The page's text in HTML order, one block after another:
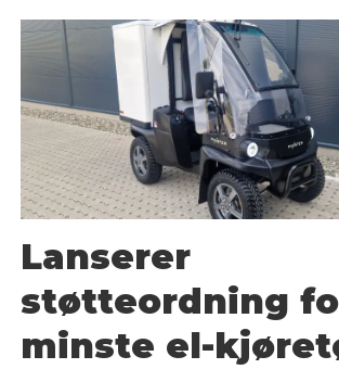
Lanserer
støtteordning
minste el-